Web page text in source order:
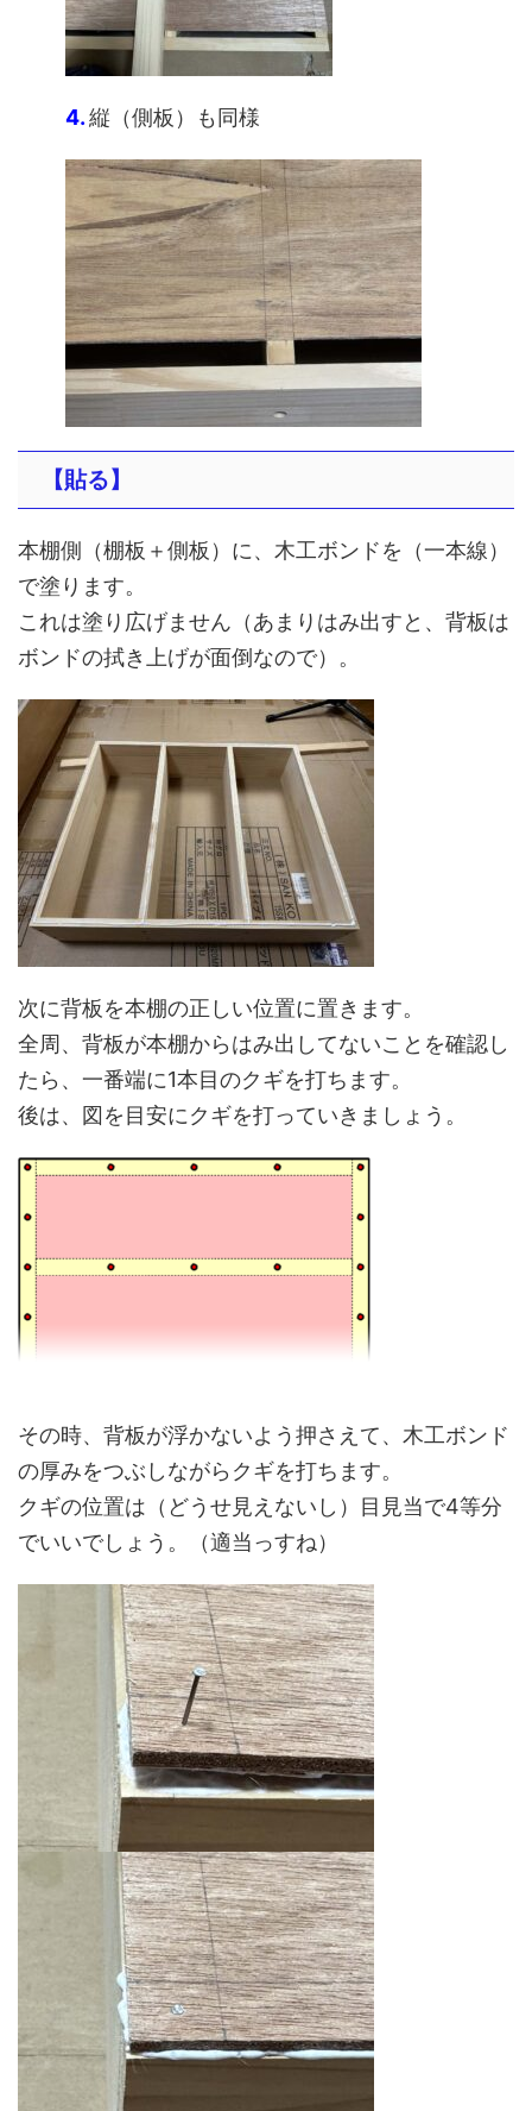
4.縦（側板）も同様
【貼る】
本棚側（棚板＋側板）に、木工ボンドを（一本線）
で塗ります。
これは塗り広げません（あまりはみ出すと、背板は
ボンドの拭き上げが面倒なので）。
次に背板を本棚の正しい位置に置きます。
全周、背板が本棚からはみ出してないことを確認し
たら、一番端に1本目のクギを打ちます。
後は、図を目安にクギを打っていきましょう。
その時、背板が浮かないよう押さえて、木工ボンド
の厚みをつぶしながらクギを打ちます。
クギの位置は（どうせ見えないし）目見当で4等分
でいいでしょう。（適当っすね）